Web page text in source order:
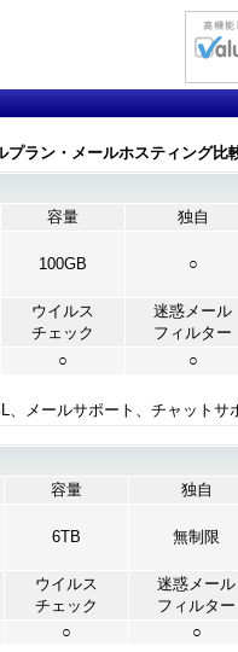
プラン・メールホスティング比
容量 独自
100GB ○
ウイルス
チェック
迷惑メール
フィルター
○ ○
メールサポート、チャットサ
容量 独自
6TB 無制限
ウイルス
チェック
迷惑メール
フィルター
○ ○